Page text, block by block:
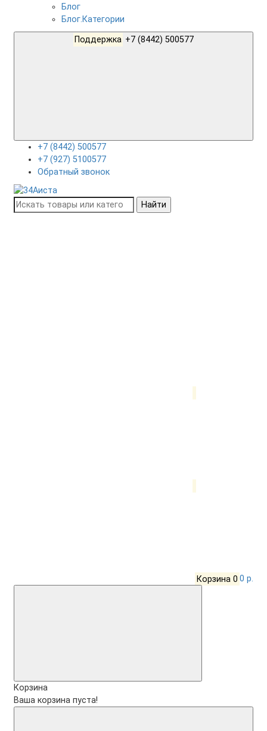
Блог
Блог.Категории
Поддержка
+7 (8442) 500577
+7 (927) 5100577
Обратный звонок
Найти
Корзина 0 0 р.
Корзина
Ваша корзина пуста!